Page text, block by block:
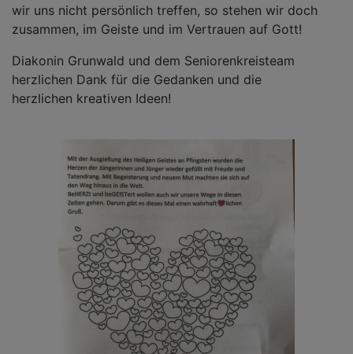
wir uns nicht persönlich treffen, so stehen wir doch
zusammen, im Geiste und im Vertrauen auf Gott!
Diakonin Grunwald und dem Seniorenkreisteam
herzlichen Dank für die Gedanken und die
herzlichen kreativen Ideen!